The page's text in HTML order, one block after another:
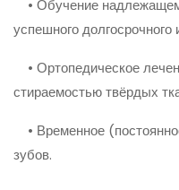
• Обучение
успешного долгосрочного
• Ортопедическое
стираемостью твёрдых
• Временное
зубов.